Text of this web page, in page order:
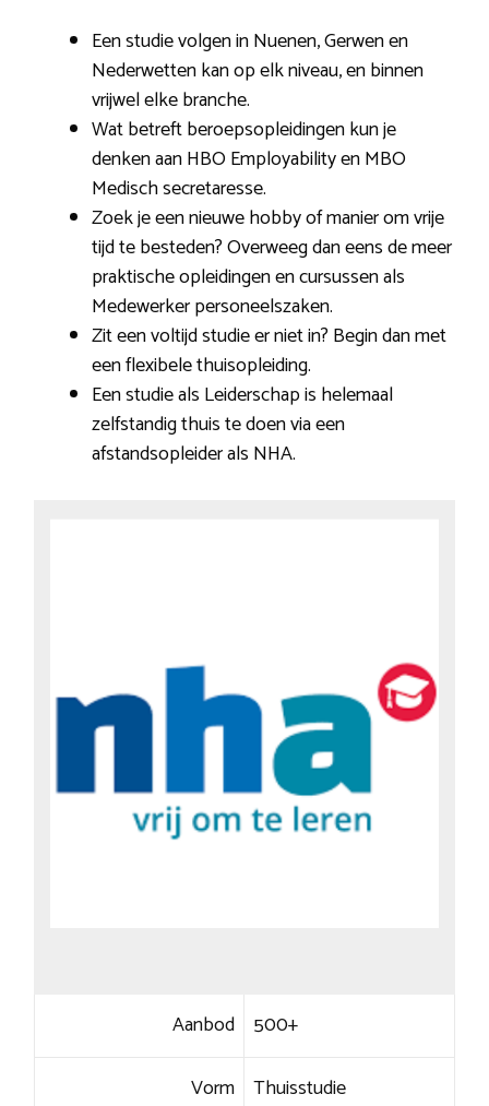
Een studie volgen in Nuenen, Gerwen en
Nederwetten kan op elk niveau, en binnen
vrijwel elke branche.
Wat betreft beroepsopleidingen kun je
denken aan HBO Employability en MBO
Medisch secretaresse.
Zoek je een nieuwe hobby of manier om vrije
tijd te besteden? Overweeg dan eens de meer
praktische opleidingen en cursussen als
Medewerker personeelszaken.
Zit een voltijd studie er niet in? Begin dan met
een flexibele thuisopleiding.
Een studie als Leiderschap is helemaal
zelfstandig thuis te doen via een
afstandsopleider als NHA.
Aanbod 500+
Vorm Thuisstudie